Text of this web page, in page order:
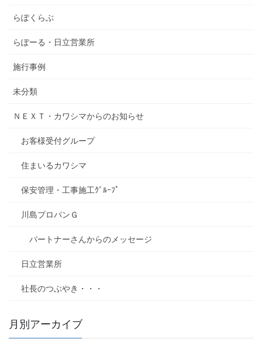
らぽくらぶ
らぽーる・日立営業所
施行事例
未分類
ＮＥＸＴ・カワシマからのお知らせ
お客様受付グループ
住まいるカワシマ
保安管理・工事施工ｸﾞﾙｰﾌﾟ
川島プロパンＧ
パートナーさんからのメッセージ
日立営業所
社長のつぶやき・・・
月別アーカイブ